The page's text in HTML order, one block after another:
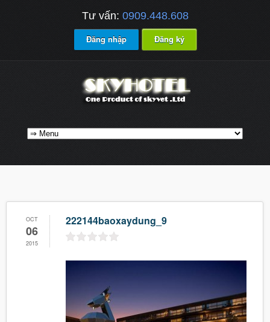
Tư vấn: 0909.448.608
Đăng nhập Đăng ký
OCT
06
2015
222144baoxaydung_9